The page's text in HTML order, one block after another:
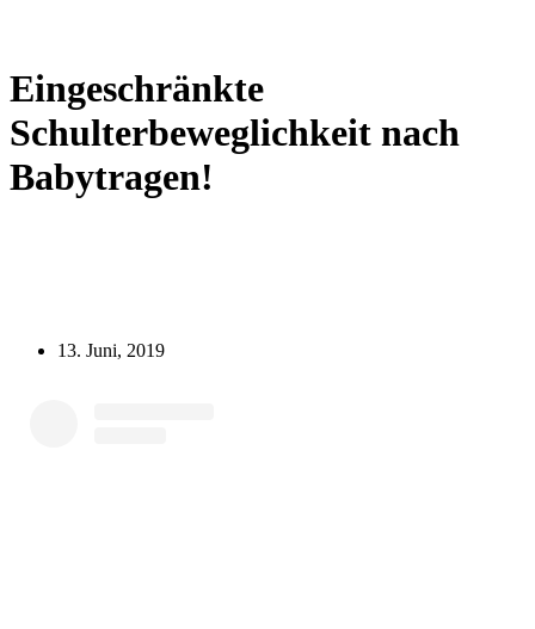
Eingeschränkte
Schulterbeweglichkeit nach
Babytragen!
13. Juni, 2019